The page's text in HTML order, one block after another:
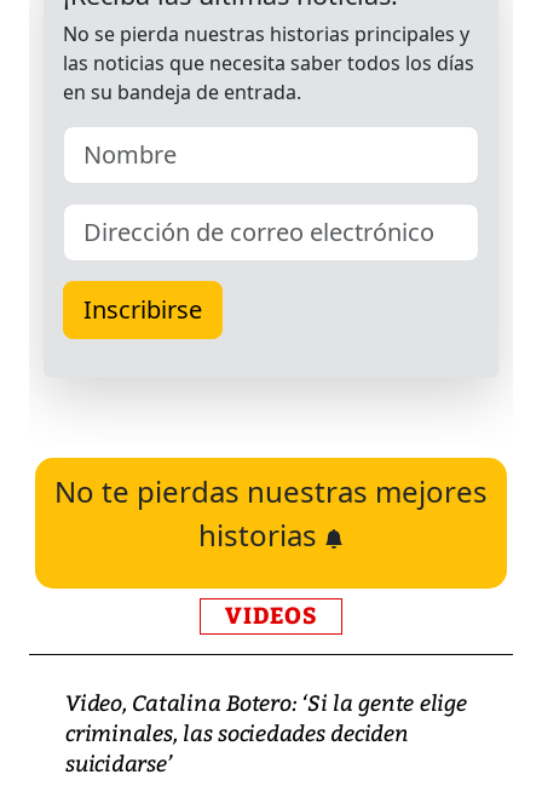
No te pierdas nuestras mejores
historias
VIDEOS
Video, Catalina Botero: ‘Si la gente elige
criminales, las sociedades deciden
suicidarse’